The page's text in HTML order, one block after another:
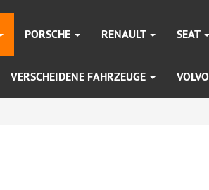
PORSCHE RENAULT SEAT
VERSCHEIDENE FAHRZEUGE VOLVO